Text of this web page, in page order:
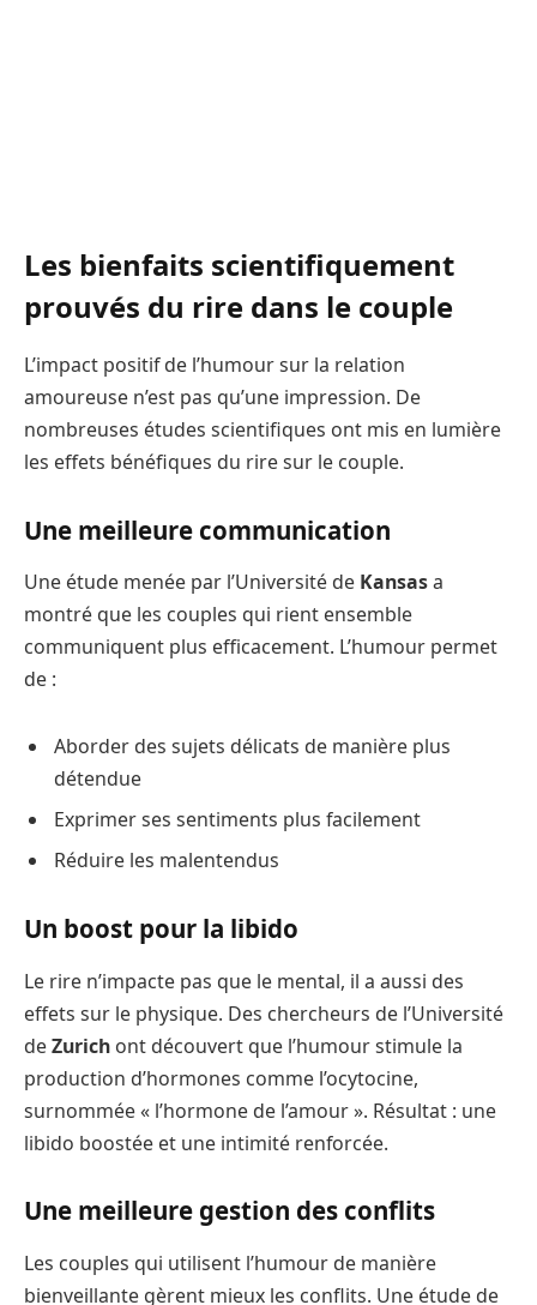
Les bienfaits scientifiquement
prouvés du rire dans le couple
L’impact positif de l’humour sur la relation
amoureuse n’est pas qu’une impression. De
nombreuses études scientifiques ont mis en lumière
les effets bénéfiques du rire sur le couple.
Une meilleure communication
Une étude menée par l’Université de Kansasa
montré que les couples qui rient ensemble
communiquent plus efficacement. L’humour permet
de :
Aborder des sujets délicats de manière plus
détendue
Exprimer ses sentiments plus facilement
Réduire les malentendus
Un boost pour la libido
Le rire n’impacte pas que le mental, il a aussi des
effets sur le physique. Des chercheurs de l’Université
deZurich ont découvert que l’humour stimule la
production d’hormones comme l’ocytocine,
surnommée « l’hormone de l’amour ». Résultat : une
libido boostée et une intimité renforcée.
Une meilleure gestion des conflits
Les couples qui utilisent l’humour de manière
bienveillante gèrent mieux les conflits. Une étude de